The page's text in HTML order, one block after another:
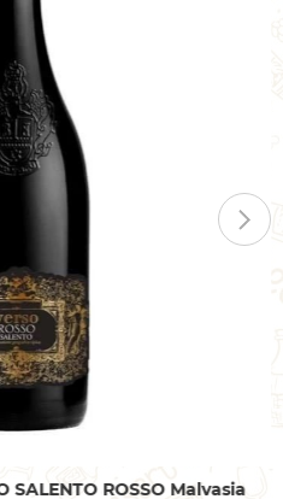
SALENTO ROSSO Malvasia